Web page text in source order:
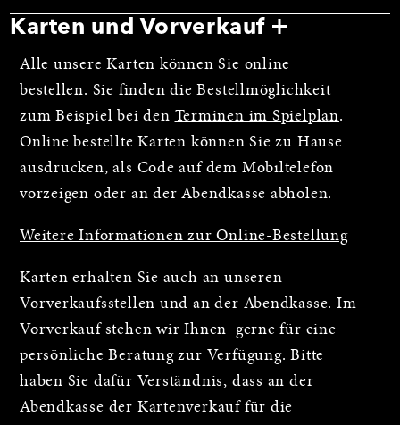
Karten und Vorverkauf
Alle unsere Karten können Sie online
bestellen. Sie finden die Bestellmöglichkeit
zum Beispiel bei den Terminen im Spielplan.
Online bestellte Karten können Sie zu Hause
ausdrucken, als Code auf dem Mobiltelefon
vorzeigen oder an der Abendkasse abholen.
Weitere Informationen zur Online-Bestellung
Karten erhalten Sie auch an unseren
Vorverkaufsstellen und an der Abendkasse. Im
Vorverkauf stehen wir Ihnen gerne für eine
persönliche Beratung zur Verfügung. Bitte
haben Sie dafür Verständnis, dass an der
Abendkasse der Kartenverkauf für die